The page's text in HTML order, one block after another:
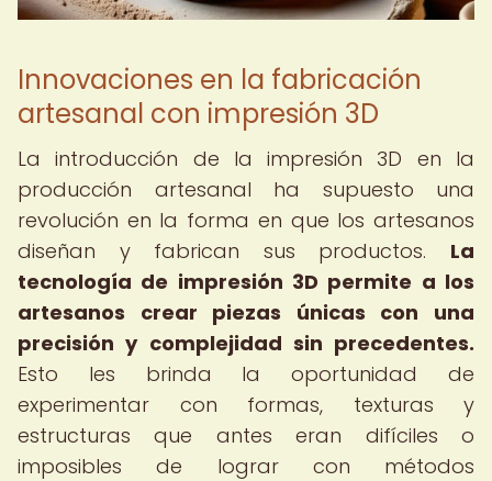
Innovaciones en la fabricación
artesanal con impresión 3D
La introducción de la impresión 3D en la
producción artesanal ha supuesto una
revolución en la forma en que los artesanos
diseñan y fabrican sus productos. La
tecnología de impresión 3D permite a los
artesanos crear piezas únicas con una
precisión y complejidad sin precedentes.
Esto les brinda la oportunidad de
experimentar con formas, texturas y
estructuras que antes eran difíciles o
imposibles de lograr con métodos